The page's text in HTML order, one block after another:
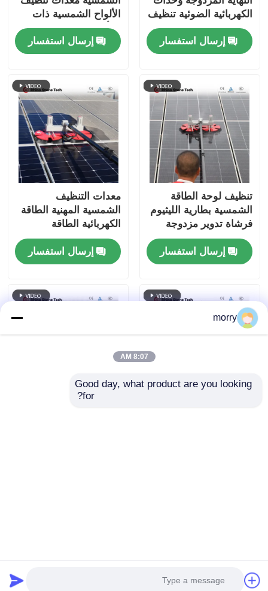
الكهربائية الضوئية تنظيف
الروبوت الفرشاة مع
أدوات نظام تنظيف
الألواح الشمسية
إرسال استفسار
الألواح الشمسية ذات
الرأس المزدوج الفرشاة
الدوريةإرسال استفسار
تنظيف لوحة الطاقة
الشمسية بطارية الليثيوم
فرشاة تدوير مزدوجة
ومقطوعة تلسكوبية
لأنظمة الطاقة الشمسية
على السطح
إرسال استفسار
معدات التنظيف
الشمسية المهنية الطاقة
الكهربائية الطاقة
الكهروضوئية لوحة
التنظيف الفرشاة الدورية
إرسال استفسار
Intelligent Technology Co., LTD. All Rights
morry
8:07 AM
Good day, what product are you looking
for?